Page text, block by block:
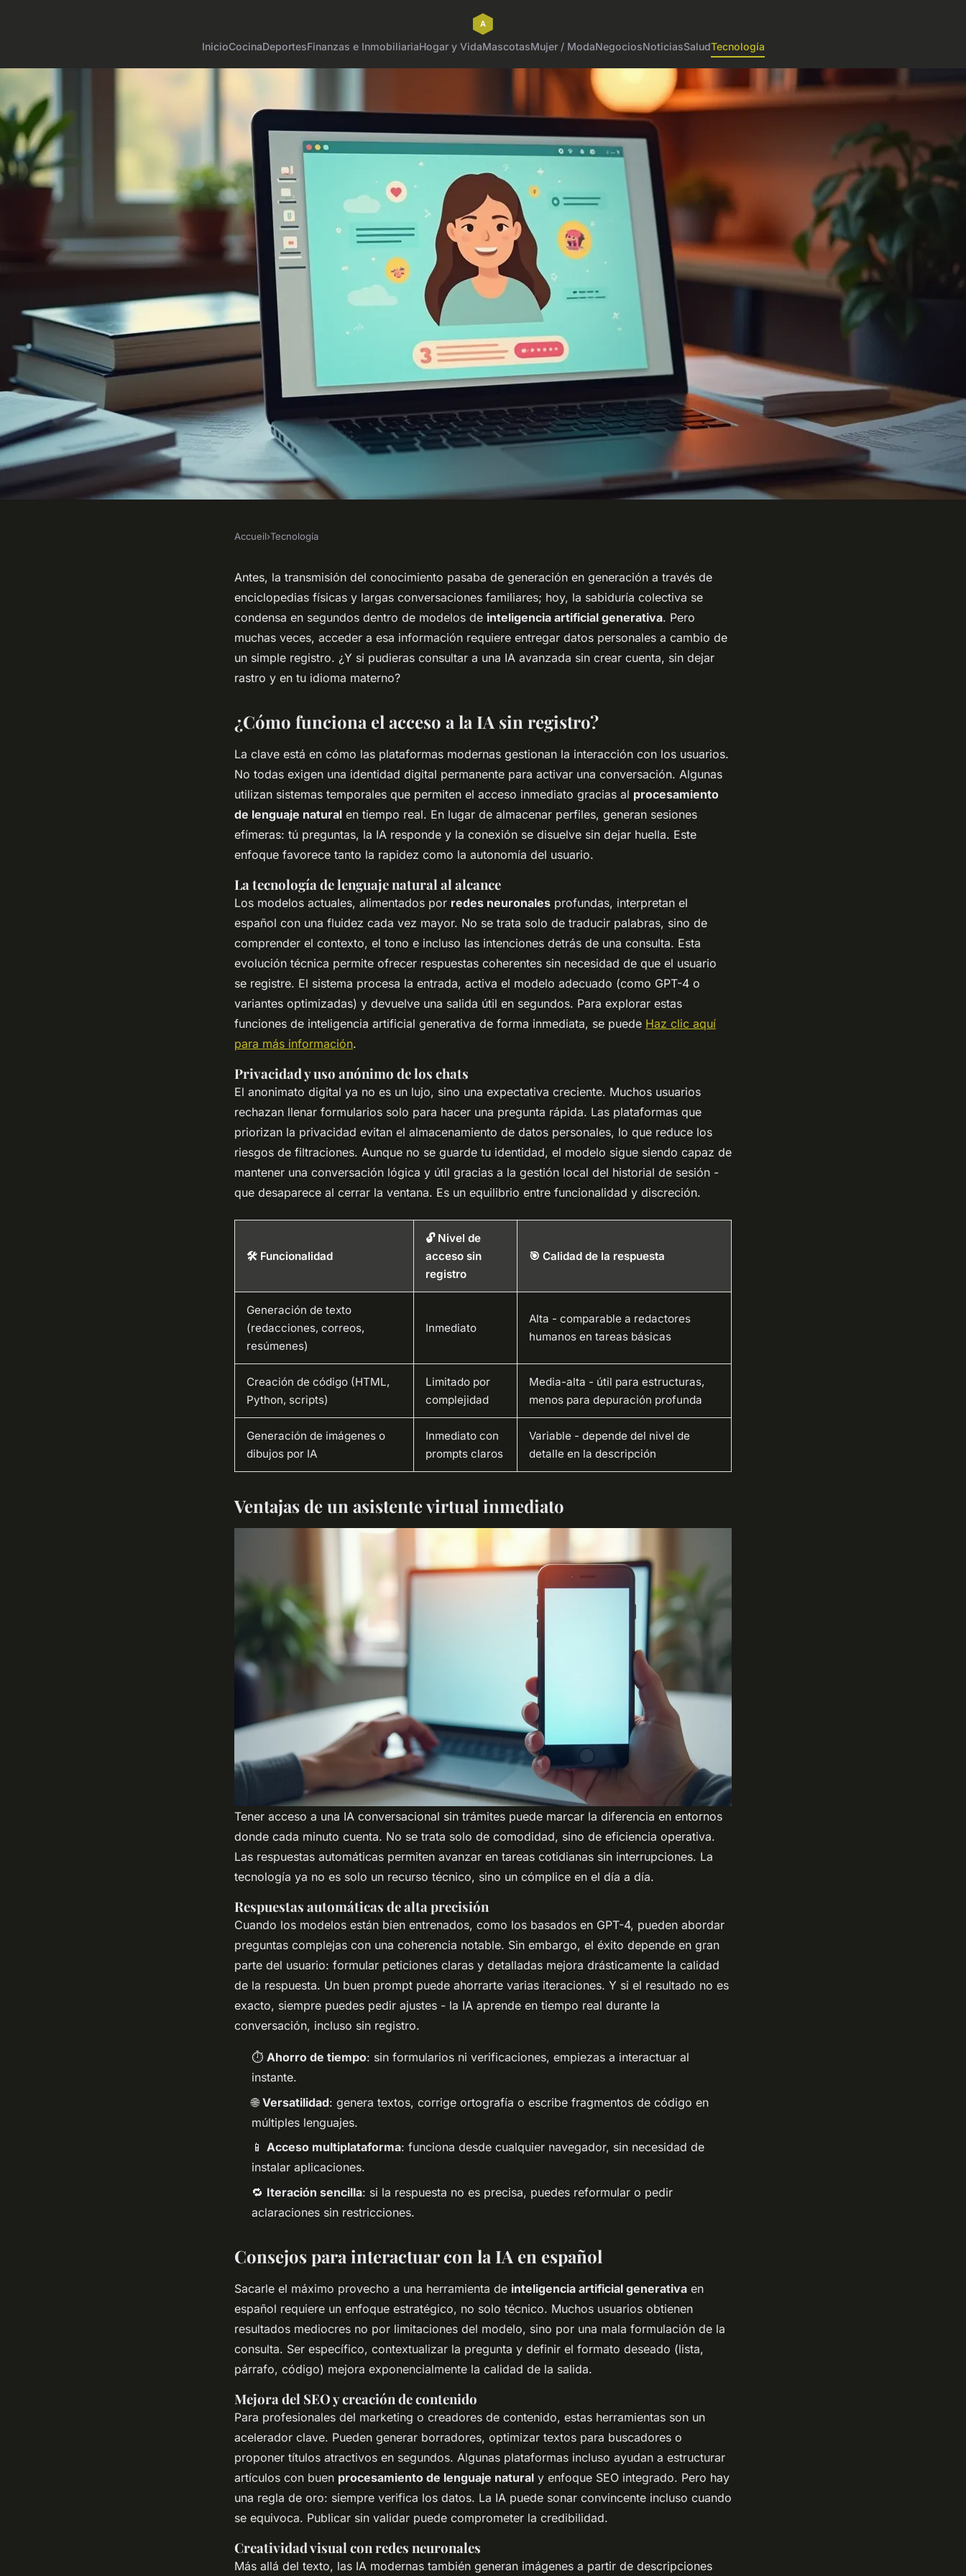
InicioCocinaDeportesFinanzas e InmobiliariaHogar y VidaMascotasMujer / ModaNegociosNoticiasSaludTecnología
¿Buscas usar ChatGPT gratis en
español sin registro?
7 min de lecture
Accueil›Tecnología
Antes, la transmisión del conocimiento pasaba de generación en generación a través de
enciclopedias físicas y largas conversaciones familiares; hoy, la sabiduría colectiva se
condensa en segundos dentro de modelos de inteligencia artificial generativa. Pero
muchas veces, acceder a esa información requiere entregar datos personales a cambio de
un simple registro. ¿Y si pudieras consultar a una IA avanzada sin crear cuenta, sin dejar
rastro y en tu idioma materno?
¿Cómo funciona el acceso a la IA sin registro?
La clave está en cómo las plataformas modernas gestionan la interacción con los usuarios.
No todas exigen una identidad digital permanente para activar una conversación. Algunas
utilizan sistemas temporales que permiten el acceso inmediato gracias al procesamiento
de lenguaje natural en tiempo real. En lugar de almacenar perfiles, generan sesiones
efímeras: tú preguntas, la IA responde y la conexión se disuelve sin dejar huella. Este
enfoque favorece tanto la rapidez como la autonomía del usuario.
La tecnología de lenguaje natural al alcance
Los modelos actuales, alimentados por redes neuronales profundas, interpretan el
español con una fluidez cada vez mayor. No se trata solo de traducir palabras, sino de
comprender el contexto, el tono e incluso las intenciones detrás de una consulta. Esta
evolución técnica permite ofrecer respuestas coherentes sin necesidad de que el usuario
se registre. El sistema procesa la entrada, activa el modelo adecuado (como GPT-4 o
variantes optimizadas) y devuelve una salida útil en segundos. Para explorar estas
funciones de inteligencia artificial generativa de forma inmediata, se puede Haz clic aquí
para más información.
Privacidad y uso anónimo de los chats
El anonimato digital ya no es un lujo, sino una expectativa creciente. Muchos usuarios
rechazan llenar formularios solo para hacer una pregunta rápida. Las plataformas que
priorizan la privacidad evitan el almacenamiento de datos personales, lo que reduce los
riesgos de filtraciones. Aunque no se guarde tu identidad, el modelo sigue siendo capaz de
mantener una conversación lógica y útil gracias a la gestión local del historial de sesión -
que desaparece al cerrar la ventana. Es un equilibrio entre funcionalidad y discreción.
🛠️ Funcionalidad
🔓 Nivel de
acceso sin
registro
🎯 Calidad de la respuesta
Generación de texto
(redacciones, correos,
resúmenes)
Inmediato
Alta - comparable a redactores
humanos en tareas básicas
Creación de código (HTML,
Python, scripts)
Limitado por
complejidad
Media-alta - útil para estructuras,
menos para depuración profunda
Generación de imágenes o
dibujos por IA
Inmediato con
prompts claros
Variable - depende del nivel de
detalle en la descripción
Ventajas de un asistente virtual inmediato
Tener acceso a una IA conversacional sin trámites puede marcar la diferencia en entornos
donde cada minuto cuenta. No se trata solo de comodidad, sino de eficiencia operativa.
Las respuestas automáticas permiten avanzar en tareas cotidianas sin interrupciones. La
tecnología ya no es solo un recurso técnico, sino un cómplice en el día a día.
Respuestas automáticas de alta precisión
Cuando los modelos están bien entrenados, como los basados en GPT-4, pueden abordar
preguntas complejas con una coherencia notable. Sin embargo, el éxito depende en gran
parte del usuario: formular peticiones claras y detalladas mejora drásticamente la calidad
de la respuesta. Un buen prompt puede ahorrarte varias iteraciones. Y si el resultado no es
exacto, siempre puedes pedir ajustes - la IA aprende en tiempo real durante la
conversación, incluso sin registro.
⏱️ Ahorro de tiempo: sin formularios ni verificaciones, empiezas a interactuar al
instante.
🌐 Versatilidad: genera textos, corrige ortografía o escribe fragmentos de código en
múltiples lenguajes.
📱 Acceso multiplataforma: funciona desde cualquier navegador, sin necesidad de
instalar aplicaciones.
🔁 Iteración sencilla: si la respuesta no es precisa, puedes reformular o pedir
aclaraciones sin restricciones.
Consejos para interactuar con la IA en español
Sacarle el máximo provecho a una herramienta de inteligencia artificial generativa en
español requiere un enfoque estratégico, no solo técnico. Muchos usuarios obtienen
resultados mediocres no por limitaciones del modelo, sino por una mala formulación de la
consulta. Ser específico, contextualizar la pregunta y definir el formato deseado (lista,
párrafo, código) mejora exponencialmente la calidad de la salida.
Mejora del SEO y creación de contenido
Para profesionales del marketing o creadores de contenido, estas herramientas son un
acelerador clave. Pueden generar borradores, optimizar textos para buscadores o
proponer títulos atractivos en segundos. Algunas plataformas incluso ayudan a estructurar
artículos con buen procesamiento de lenguaje natural y enfoque SEO integrado. Pero hay
una regla de oro: siempre verifica los datos. La IA puede sonar convincente incluso cuando
se equivoca. Publicar sin validar puede comprometer la credibilidad.
Creatividad visual con redes neuronales
Más allá del texto, las IA modernas también generan imágenes a partir de descripciones